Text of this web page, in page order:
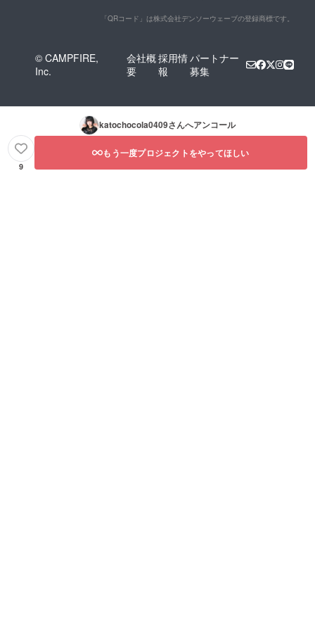
「QRコード」は株式会社デンソーウェーブの登録商標です。
© CAMPFIRE,
Inc.
会社概
要
採用情
報
パートナー
募集
katochocola0409さんへアンコール
9
もう一度プロジェクトをやってほしい